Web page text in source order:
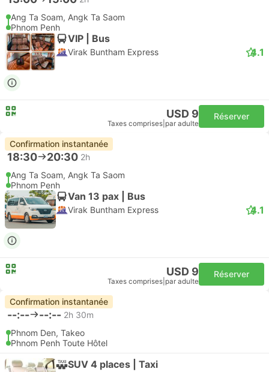
Ang Ta Soam, Angk Ta Saom
Phnom Penh
VIP | Bus
Virak Buntham Express 4.1
USD 9
Taxes comprises par adulte
Réserver
Confirmation instantanée
18:30 20:30 2h
Ang Ta Soam, Angk Ta Saom
Phnom Penh
Van 13 pax | Bus
Virak Buntham Express 4.1
USD 9
Taxes comprises par adulte
Réserver
Confirmation instantanée
--:-- --:-- 2h 30m
Phnom Den, Takeo
Phnom Penh Toute Hôtel
SUV 4 places | Taxi